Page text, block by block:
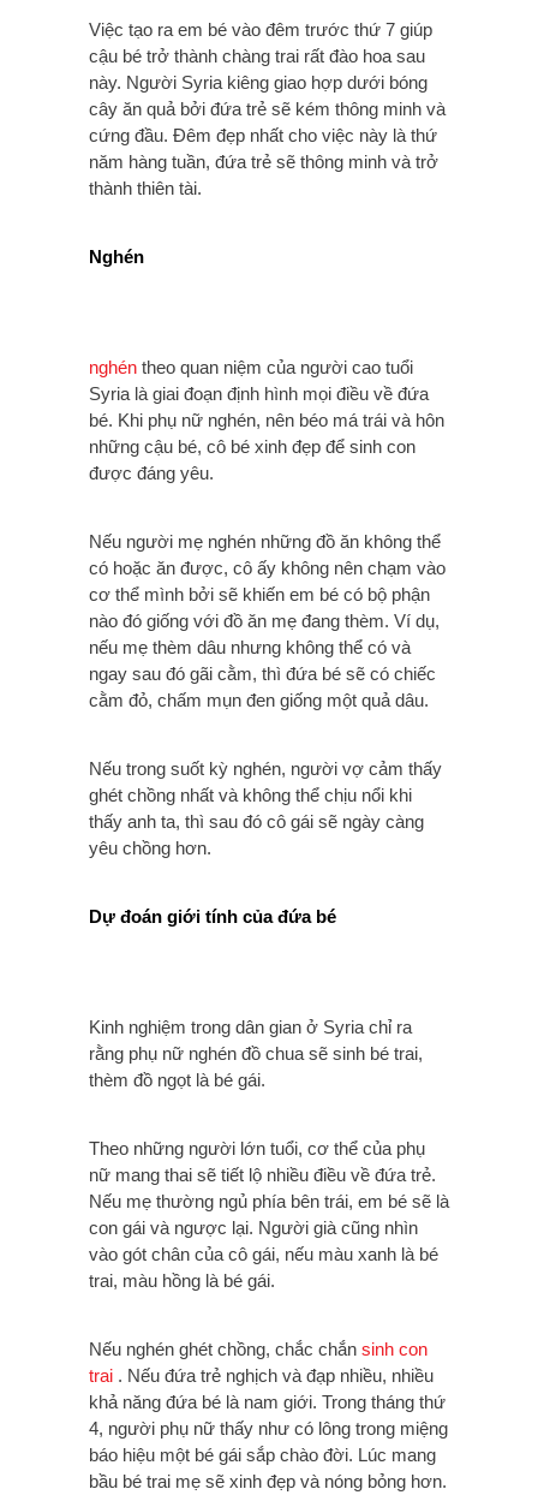
Việc tạo ra em bé vào đêm trước thứ 7 giúp
cậu bé trở thành chàng trai rất đào hoa sau
này. Người Syria kiêng giao hợp dưới bóng
cây ăn quả bởi đứa trẻ sẽ kém thông minh và
cứng đầu. Đêm đẹp nhất cho việc này là thứ
năm hàng tuần, đứa trẻ sẽ thông minh và trở
thành thiên tài.
Nghén
nghén theo quan niệm của người cao tuổi
Syria là giai đoạn định hình mọi điều về đứa
bé. Khi phụ nữ nghén, nên béo má trái và hôn
những cậu bé, cô bé xinh đẹp để sinh con
được đáng yêu.
Nếu người mẹ nghén những đồ ăn không thể
có hoặc ăn được, cô ấy không nên chạm vào
cơ thể mình bởi sẽ khiến em bé có bộ phận
nào đó giống với đồ ăn mẹ đang thèm. Ví dụ,
nếu mẹ thèm dâu nhưng không thể có và
ngay sau đó gãi cằm, thì đứa bé sẽ có chiếc
cằm đỏ, chấm mụn đen giống một quả dâu.
Nếu trong suốt kỳ nghén, người vợ cảm thấy
ghét chồng nhất và không thể chịu nổi khi
thấy anh ta, thì sau đó cô gái sẽ ngày càng
yêu chồng hơn.
Dự đoán giới tính của đứa bé
Kinh nghiệm trong dân gian ở Syria chỉ ra
rằng phụ nữ nghén đồ chua sẽ sinh bé trai,
thèm đồ ngọt là bé gái.
Theo những người lớn tuổi, cơ thể của phụ
nữ mang thai sẽ tiết lộ nhiều điều về đứa trẻ.
Nếu mẹ thường ngủ phía bên trái, em bé sẽ là
con gái và ngược lại. Người già cũng nhìn
vào gót chân của cô gái, nếu màu xanh là bé
trai, màu hồng là bé gái.
Nếu nghén ghét chồng, chắc chắn sinh con
trai . Nếu đứa trẻ nghịch và đạp nhiều, nhiều
khả năng đứa bé là nam giới. Trong tháng thứ
4, người phụ nữ thấy như có lông trong miệng
báo hiệu một bé gái sắp chào đời. Lúc mang
bầu bé trai mẹ sẽ xinh đẹp và nóng bỏng hơn.